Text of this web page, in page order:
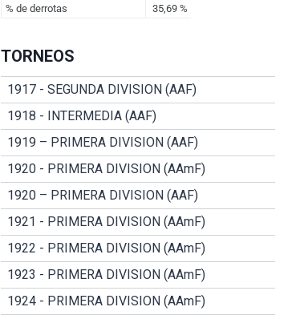
TORNEOS
1917 - SEGUNDA DIVISION (AAF)
1918 - INTERMEDIA (AAF)
1919 – PRIMERA DIVISION (AAF)
1920 - PRIMERA DIVISION (AAmF)
1920 – PRIMERA DIVISION (AAF)
1921 - PRIMERA DIVISION (AAmF)
1922 - PRIMERA DIVISION (AAmF)
1923 - PRIMERA DIVISION (AAmF)
1924 - PRIMERA DIVISION (AAmF)